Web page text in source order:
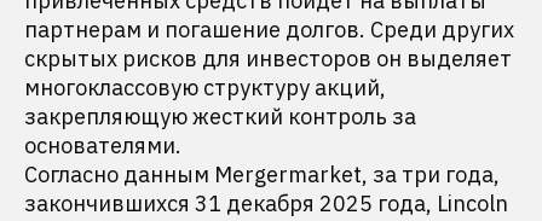
партнерам и погашение долгов. Среди других
скрытых рисков для инвесторов он выделяет
многоклассовую структуру акций,
закрепляющую жесткий контроль за
основателями.
Согласно данным Mergermarket, за три года,
закончившихся 31 декабря 2025 года, Lincoln